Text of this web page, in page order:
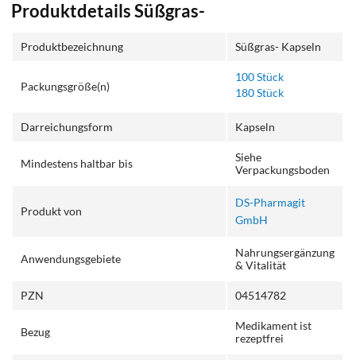
Produktdetails Süßgras-
Produktbezeichnung Süßgras- Kapseln
Packungsgröße(n)
100 Stück
180 Stück
Darreichungsform Kapseln
Mindestens haltbar bis
Siehe
Verpackungsboden
Produkt von
DS-Pharmagit
GmbH
Anwendungsgebiete
Nahrungsergänzung
& Vitalität
PZN 04514782
Bezug
Medikament ist
rezeptfrei